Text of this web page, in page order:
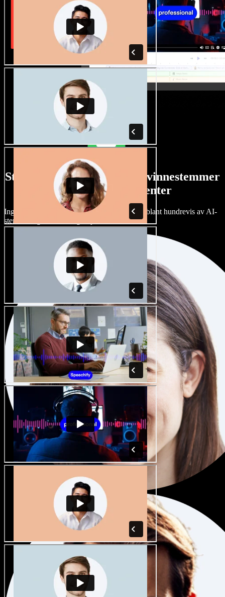
Stort utvalg av manns- og kvinnestemmer
med alle slags aksenter
Ingen prosjekter trenger å høres like ut. Velg blant hundrevis av AI-
stemmer og aksenter, og finjuster dem.